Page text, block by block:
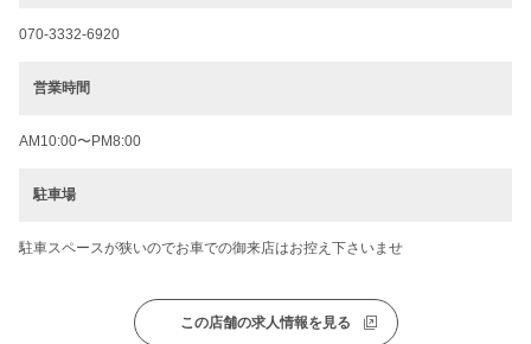
070-3332-6920
営業時間
AM10:00〜PM8:00
駐車場
駐車スペースが狭いのでお車での御来店はお控え下さいませ
この店舗の求人情報を見る